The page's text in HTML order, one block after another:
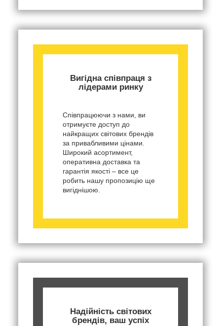
Вигідна співпраця з
лідерами ринку
Співпрацюючи з нами, ви
отримуєте доступ до
найкращих світових брендів
за привабливими цінами.
Широкий асортимент,
оперативна доставка та
гарантія якості – все це
робить нашу пропозицію ще
вигіднішою.
Надійність світових
брендів, ваш успіх